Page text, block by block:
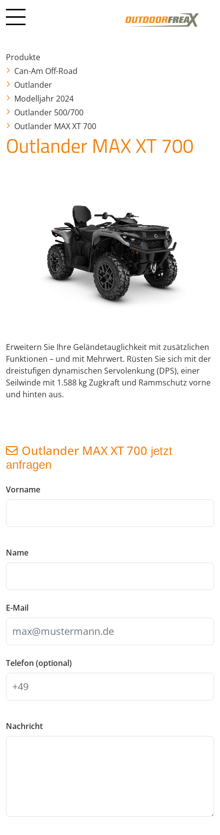
Produkte
Can-Am Off-Road
Outlander
Modelljahr 2024
Outlander 500/700
Outlander MAX XT 700
Outlander MAX XT 700
Erweitern Sie Ihre Geländetauglichkeit mit zusätzlichen
Funktionen – und mit Mehrwert. Rüsten Sie sich mit der
dreistufigen dynamischen Servolenkung (DPS), einer
Seilwinde mit 1.588 kg Zugkraft und Rammschutz vorne
und hinten aus.
Outlander MAX XT 700 jetzt
anfragen
Vorname
Name
E-Mail
Telefon (optional)
Nachricht